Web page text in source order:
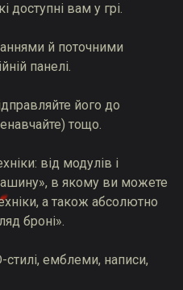
доступні вам у грі.
й поточними
панелі.
його до
тощо.
від модулів і
в якому ви можете
а також абсолютно
броні».
стилі, емблеми, написи,